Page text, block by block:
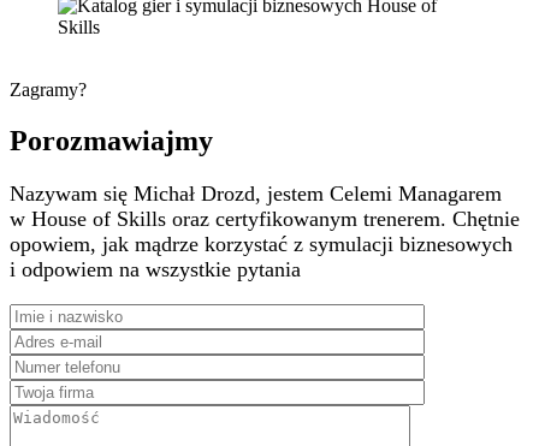
Zagramy?
Porozmawiajmy
Nazywam się Michał Drozd, jestem Celemi Managarem
w House of Skills oraz certyfikowanym trenerem. Chętnie
opowiem, jak mądrze korzystać z symulacji biznesowych
i odpowiem na wszystkie pytania